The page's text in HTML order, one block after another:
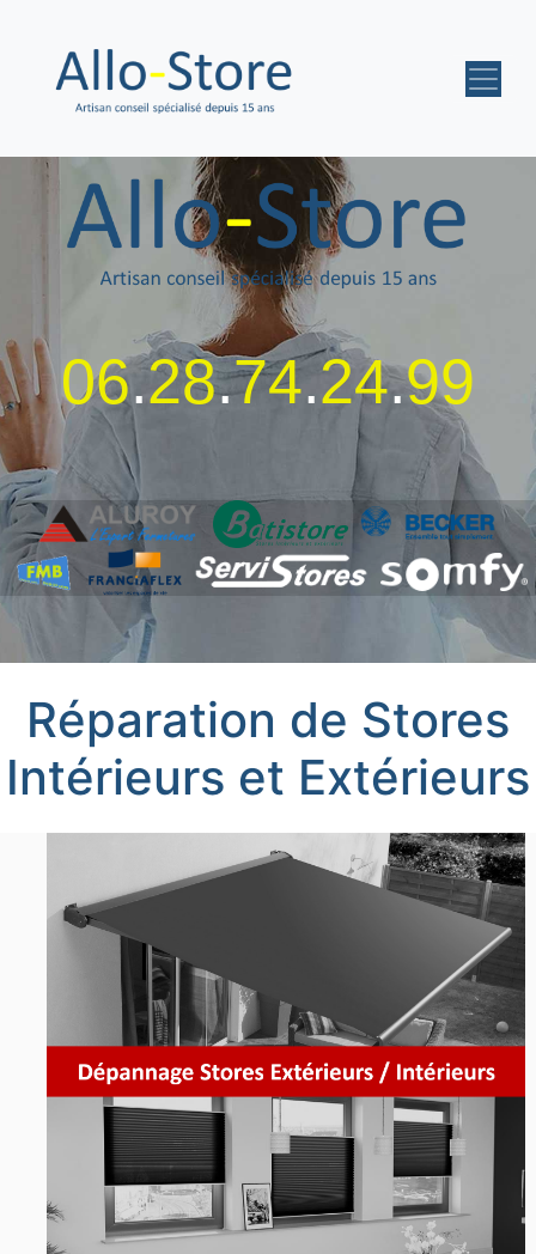
06.28.74.24.99
Réparation de Stores
Intérieurs et Extérieurs